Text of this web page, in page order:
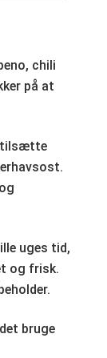
chili
på at
tilsætte
uges tid,
og frisk.
bruge